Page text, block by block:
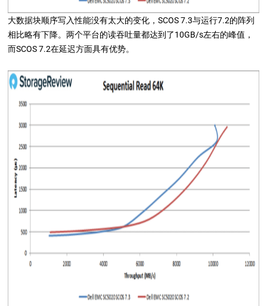
大数据块顺序写入性能没有太大的变化，SCOS 7.3与运行7.2的阵列
相比略有下降。两个平台的读吞吐量都达到了10GB/s左右的峰值，
而SCOS 7.2在延迟方面具有优势。